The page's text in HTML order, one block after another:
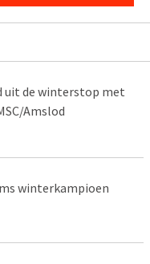
uit de winterstop met
Amslod
winterkampioen